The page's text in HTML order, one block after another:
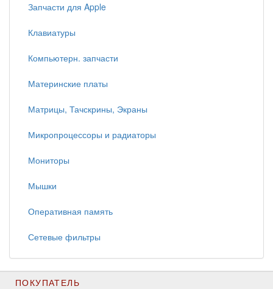
Запчасти для Apple
Клавиатуры
Компьютерн. запчасти
Материнские платы
Матрицы, Тачскрины, Экраны
Микропроцессоры и радиаторы
Мониторы
Мышки
Оперативная память
Сетевые фильтры
ПОКУПАТЕЛЬ